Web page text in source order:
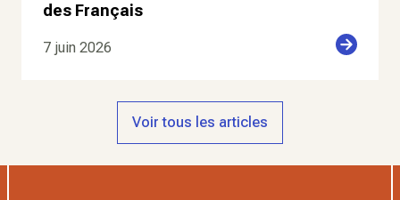
des Français
7 juin 2026
Voir tous les articles